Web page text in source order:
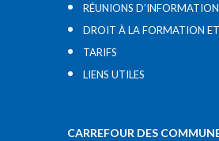
RÉUNIONS
DROIT À LA FORMATION
TARIFS
LIENS UTILES​
CARREFOUR DES